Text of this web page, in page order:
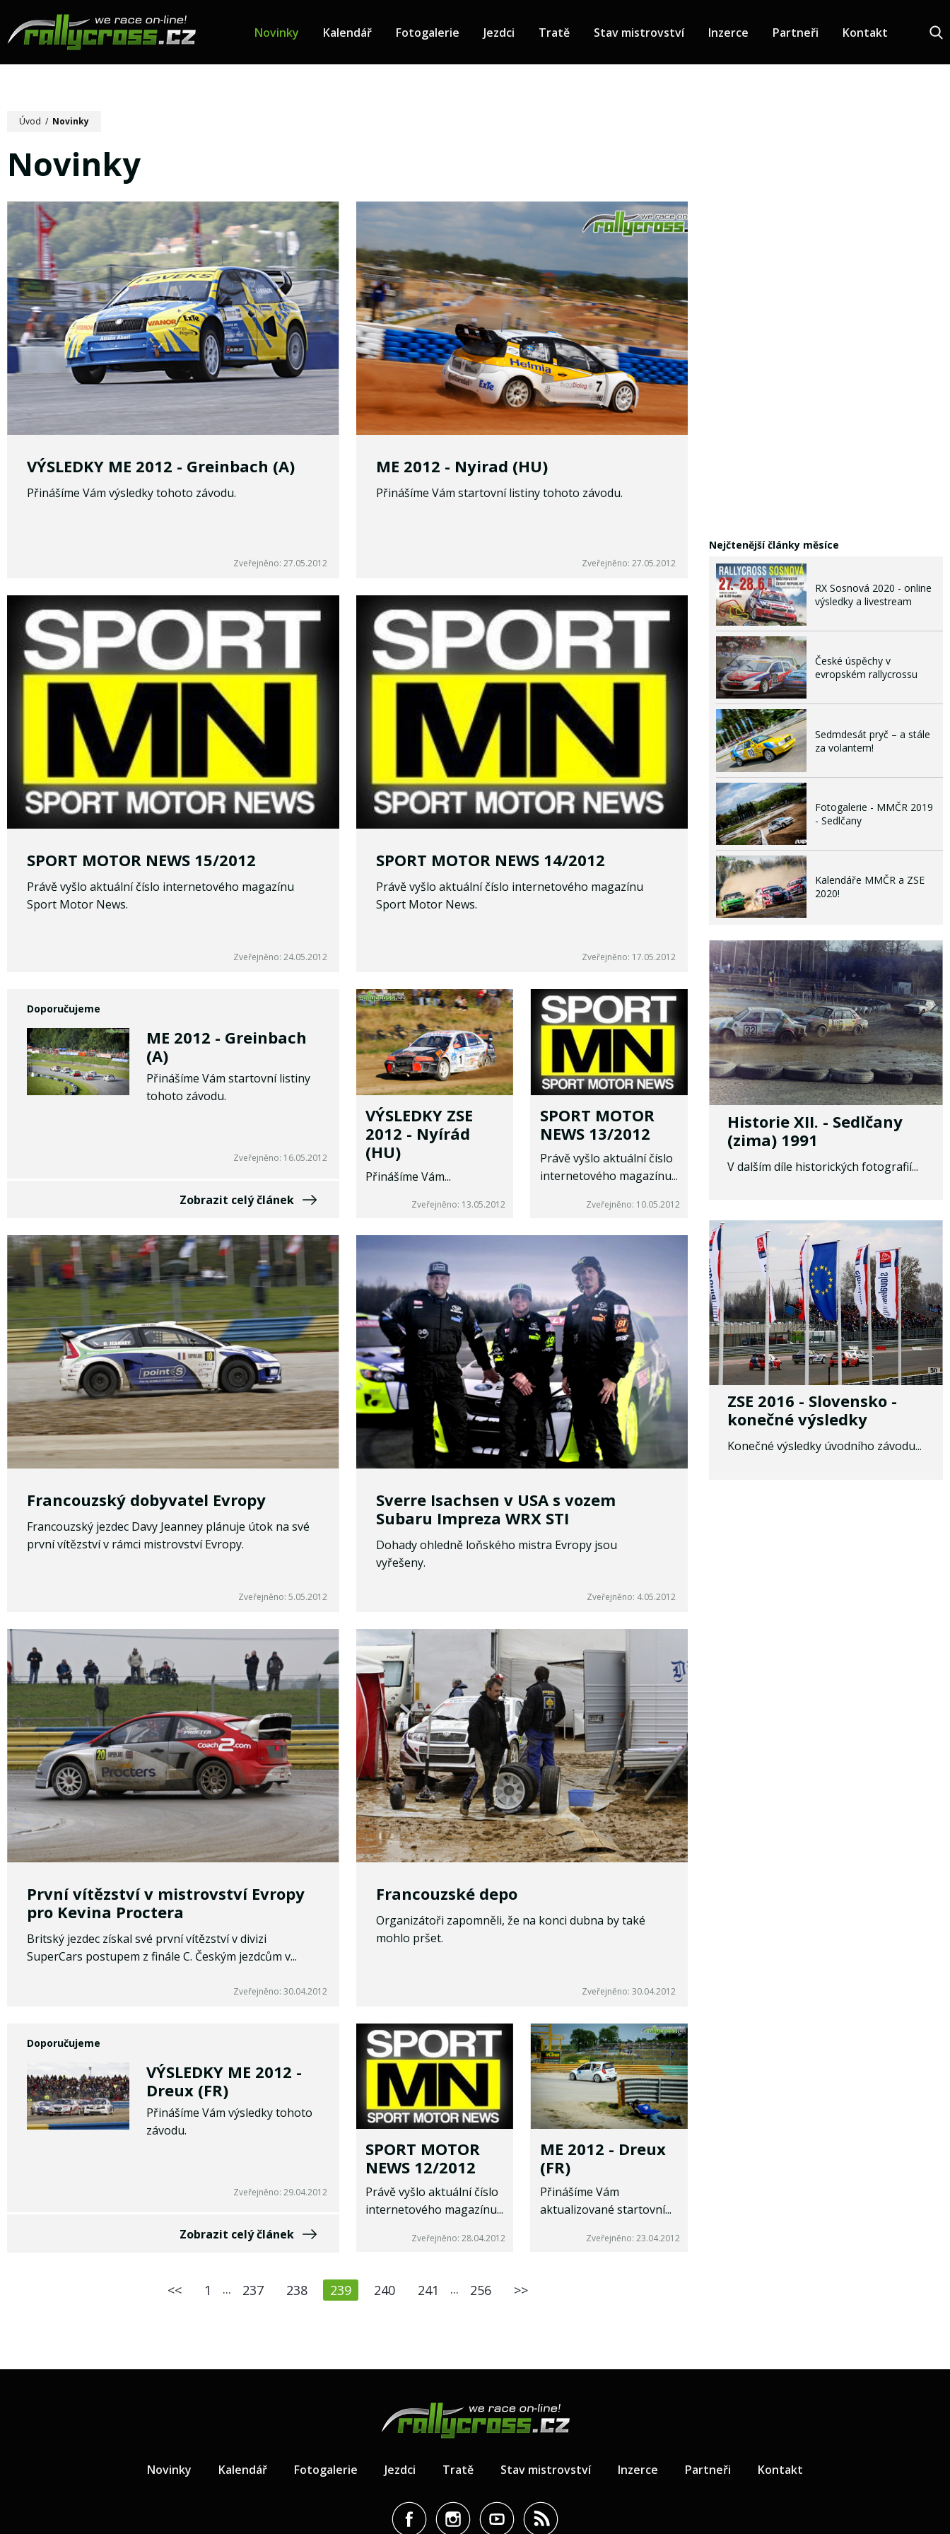
Novinky
Kalendář Fotogalerie Jezdci Tratě Stav mistrovství Inzerce Partneři Kontakt
Úvod / Novinky
Novinky
VÝSLEDKY ME 2012 - Greinbach (A)
Přinášíme Vám výsledky tohoto závodu.
Zveřejněno: 27.05.2012
ME 2012 - Nyirad (HU)
Přinášíme Vám startovní listiny tohoto závodu.
Zveřejněno: 27.05.2012
SPORT MOTOR NEWS 15/2012
Právě vyšlo aktuální číslo internetového magazínu
Sport Motor News.
Zveřejněno: 24.05.2012
SPORT MOTOR NEWS 14/2012
Právě vyšlo aktuální číslo internetového magazínu
Sport Motor News.
Zveřejněno: 17.05.2012
ME 2012 - Greinbach
(A)
Přinášíme Vám startovní listiny
tohoto závodu.
Zveřejněno: 16.05.2012
Doporučujeme
Zobrazit celý článek
VÝSLEDKY ZSE
2012 - Nyírád
(HU)
Přinášíme Vám...
Zveřejněno: 13.05.2012
SPORT MOTOR
NEWS 13/2012
Právě vyšlo aktuální číslo
internetového magazínu...
Zveřejněno: 10.05.2012
Francouzský dobyvatel Evropy
Francouzský jezdec Davy Jeanney plánuje útok na své
první vítězství v rámci mistrovství Evropy.
Zveřejněno: 5.05.2012
Sverre Isachsen v USA s vozem
Subaru Impreza WRX STI
Dohady ohledně loňského mistra Evropy jsou
vyřešeny.
Zveřejněno: 4.05.2012
První vítězství v mistrovství Evropy
pro Kevina Proctera
Britský jezdec získal své první vítězství v divizi
SuperCars postupem z finále C. Českým jezdcům v...
Zveřejněno: 30.04.2012
Francouzské depo
Organizátoři zapomněli, že na konci dubna by také
mohlo pršet.
Zveřejněno: 30.04.2012
VÝSLEDKY ME 2012 -
Dreux (FR)
Přinášíme Vám výsledky tohoto
závodu.
Zveřejněno: 29.04.2012
Doporučujeme
Zobrazit celý článek
SPORT MOTOR
NEWS 12/2012
Právě vyšlo aktuální číslo
internetového magazínu...
Zveřejněno: 28.04.2012
ME 2012 - Dreux
(FR)
Přinášíme Vám
aktualizované startovní...
Zveřejněno: 23.04.2012
<< 1 ... 237 238 239 240 241 ... 256 >>
Nejčtenější články měsíce
RX Sosnová 2020 - online
výsledky a livestream
České úspěchy v
evropském rallycrossu
Sedmdesát pryč – a stále
za volantem!
Fotogalerie - MMČR 2019
- Sedlčany
Kalendáře MMČR a ZSE
2020!
Historie XII. - Sedlčany
(zima) 1991
V dalším díle historických fotografií...
ZSE 2016 - Slovensko -
konečné výsledky
Konečné výsledky úvodního závodu...
Novinky Kalendář Fotogalerie Jezdci Tratě Stav mistrovství Inzerce Partneři Kontakt